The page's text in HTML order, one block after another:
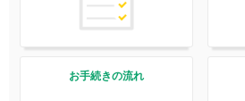
お手続きの流れ